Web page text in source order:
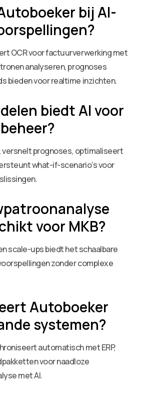
bij AI-
OCR voor factuurverwerking met
analyseren, prognoses
bieden voor realtime inzichten.
biedt AI voor
prognoses, optimaliseert
what-if-scenario’s voor
voor MKB?
scale-ups biedt het schaalbare
zonder complexe
Autoboeker
systemen?
automatisch met ERP,
voor naadloze
met AI.